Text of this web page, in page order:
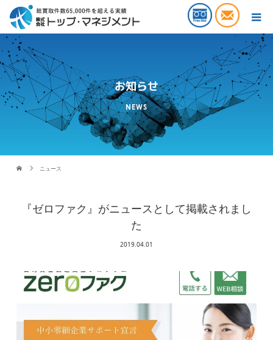
お知らせ
NEWS
ニュース
『ゼロファク』がニュースとして掲載されまし
た
2019.04.01